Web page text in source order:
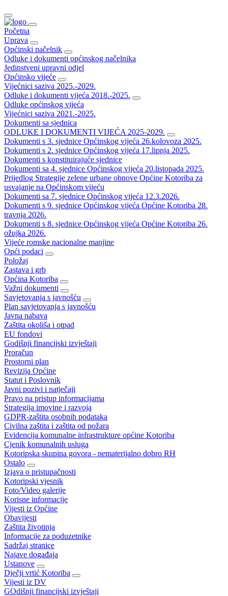
Početna
Uprava
Općinski načelnik
Odluke i dokumenti općinskog načelnika
Jedinstveni upravni odjel
Općinsko vijeće
Vijećnici saziva 2025.-2029.
Odluke i dokumenti vijeća 2018.-2025.
Odluke općinskog vijeća
Vijećnici saziva 2021.-2025.
Dokumenti sa sjednica
ODLUKE I DOKUMENTI VIJEĆA 2025-2029.
Dokumenti s 3. sjednice Općinskog vijeća 26.kolovoza 2025.
Dokumenti s 2. sjednice Općinskog vijeća 17.lipnja 2025.
Dokumenti s konstituirajuće sjednice
Dokumenti sa 4. sjednice Općinskog vijeća 20.listopada 2025.
Prijedlog Strategije zelene urbane obnove Općine Kotoriba za
usvajanje na Općinskom vijeću
Dokumenti sa 7. sjednice Općinskog vijeća 12.3.2026.
Dokumenti s 9. sjednice Općinskog vijeća Općine Kotoriba 28.
travnja 2026.
Dokumenti s 8. sjednice Općinskog vijeća Općine Kotoriba 26.
ožujka 2026.
Vijeće romske nacionalne manjine
Opći podaci
Položaj
Zastava i grb
Općina Kotoriba
Važni dokumenti
Savjetovanja s javnošću
Plan savjetovanja s javnošću
Javna nabava
Zaštita okoliša i otpad
EU fondovi
Godišnji financijski izvještaji
Proračun
Prostorni plan
Revizija Općine
Statut i Poslovnik
Javni pozivi i natječaji
Pravo na pristup informacijama
Strategija imovine i razvoja
GDPR-zaštita osobnih podataka
Civilna zaštita i zaštita od požara
Evidencija komunalne infrastrukture općine Kotoriba
Cjenik komunalnih usluga
Kotoripska skupina govora - nematerijalno dobro RH
Ostalo
Izjava o pristupačnosti
Kotoripski vjesnik
Foto/Video galerije
Korisne informacije
Vijesti iz Općine
Obavijesti
Zaštita životinja
Informacije za poduzetnike
Sadržaj stranice
Najave događaja
Ustanove
Dječji vrtić Kotoriba
Vijesti iz DV
GOdišnji financijski izvještaji